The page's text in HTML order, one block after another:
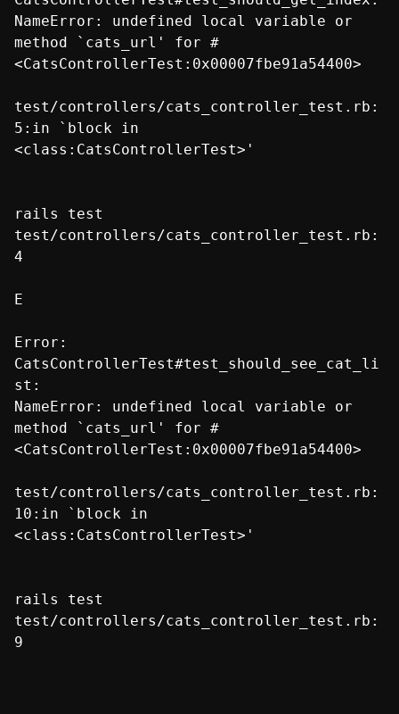
NameError: undefined local variable or
method `cats_url' for #
<CatsControllerTest:0x00007fbe91a54400>
test/controllers/cats_controller_test.rb:
5:in `block in
<class:CatsControllerTest>'
rails test
test/controllers/cats_controller_test.rb:
4
E
Error:
CatsControllerTest#test_should_see_cat_li
st:
NameError: undefined local variable or
method `cats_url' for #
<CatsControllerTest:0x00007fbe91a54400>
test/controllers/cats_controller_test.rb:
10:in `block in
<class:CatsControllerTest>'
rails test
test/controllers/cats_controller_test.rb:
9